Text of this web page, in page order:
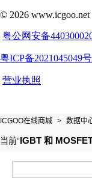
ICGOO在线商城 > 数据中
当前“IGBT 和